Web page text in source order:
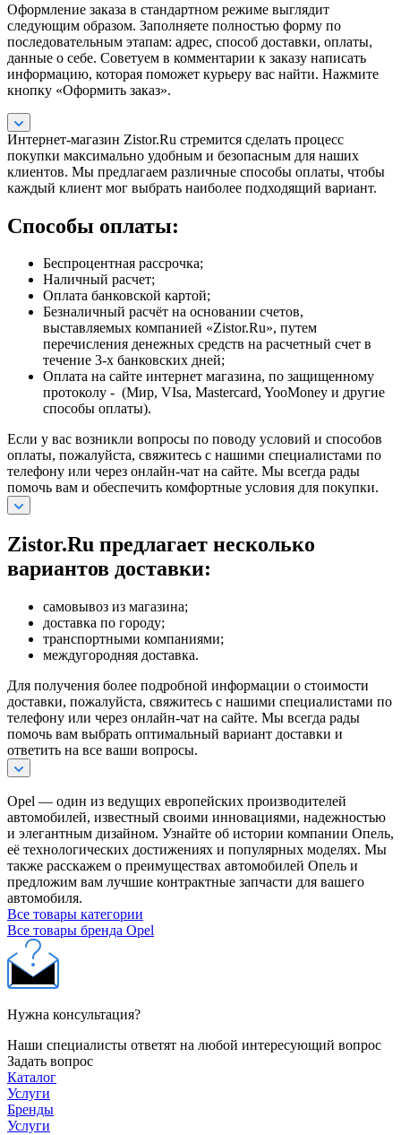
Оформление заказа в стандартном режиме выглядит
следующим образом. Заполняете полностью форму по
последовательным этапам: адрес, способ доставки, оплаты,
данные о себе. Советуем в комментарии к заказу написать
информацию, которая поможет курьеру вас найти. Нажмите
кнопку «Оформить заказ».
Интернет-магазин Zistor.Ru стремится сделать процесс
покупки максимально удобным и безопасным для наших
клиентов. Мы предлагаем различные способы оплаты, чтобы
каждый клиент мог выбрать наиболее подходящий вариант.
Способы оплаты:
Беспроцентная рассрочка;
Наличный расчет;
Оплата банковской картой;
Безналичный расчёт на основании счетов,
выставляемых компанией «Zistor.Ru», путем
перечисления денежных средств на расчетный счет в
течение 3-х банковских дней;
Оплата на сайте интернет магазина, по защищенному
протоколу - (Мир, VIsa, Mastercard, YooMoney и другие
способы оплаты).
Если у вас возникли вопросы по поводу условий и способов
оплаты, пожалуйста, свяжитесь с нашими специалистами по
телефону или через онлайн-чат на сайте. Мы всегда рады
помочь вам и обеспечить комфортные условия для покупки.
Zistor.Ru предлагает несколько
вариантов доставки:
самовывоз из магазина;
доставка по городу;
транспортными компаниями;
междугородняя доставка.
Для получения более подробной информации о стоимости
доставки, пожалуйста, свяжитесь с нашими специалистами по
телефону или через онлайн-чат на сайте. Мы всегда рады
помочь вам выбрать оптимальный вариант доставки и
ответить на все ваши вопросы.
Opel — один из ведущих европейских производителей
автомобилей, известный своими инновациями, надежностью
и элегантным дизайном. Узнайте об истории компании Опель,
её технологических достижениях и популярных моделях. Мы
также расскажем о преимуществах автомобилей Опель и
предложим вам лучшие контрактные запчасти для вашего
автомобиля.
Все товары категории
Все товары бренда Opel
Нужна консультация?
Наши специалисты ответят на любой интересующий вопрос
Задать вопрос
Каталог
Услуги
Бренды
Услуги